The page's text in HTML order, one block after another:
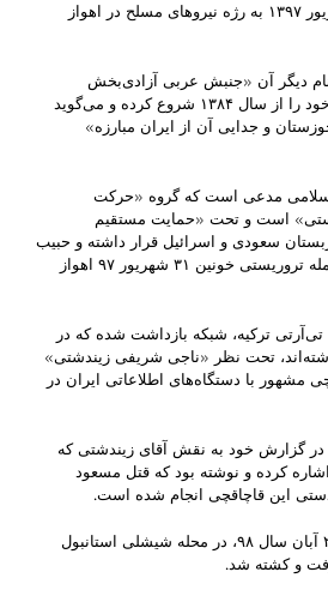
حمله مسلحانه روز ۳۱ شهریور ۱۳۹۷ به رژه نیروهای مسلح در اهواز
دیگر آن «جنبش عربی آزادی‌بخش
الاحواز» است فعالیت‌های خود را از سال ۱۳۸۴ شروع کرده و می‌گوید
و جدایی آن از ایران مبارزه»
مدعی است که گروه «حرکت
است و تحت «حمایت مستقیم
سعودی و اسرائیل قرار داشته و حبیب
اسیود را «عامل اصلی» حمله تروریستی خونین ۳۱ شهریور ۹۷ اهواز
ترکیه، شبکه بازداشت شده که در
تحت نظر «ناجی شریفی زیندشتی»
مشهور با دستگاه‌های اطلاعاتی ایران در
گزارش خود به نقش آقای زیندشتی که
کرده و نوشته بود که قتل مسعود
این قاچاقچی انجام شده است.
مسعود مولوی وردنجانی ۲۳ آبان سال ۹۸، در محله شیشلی استانبول
و کشته شد.